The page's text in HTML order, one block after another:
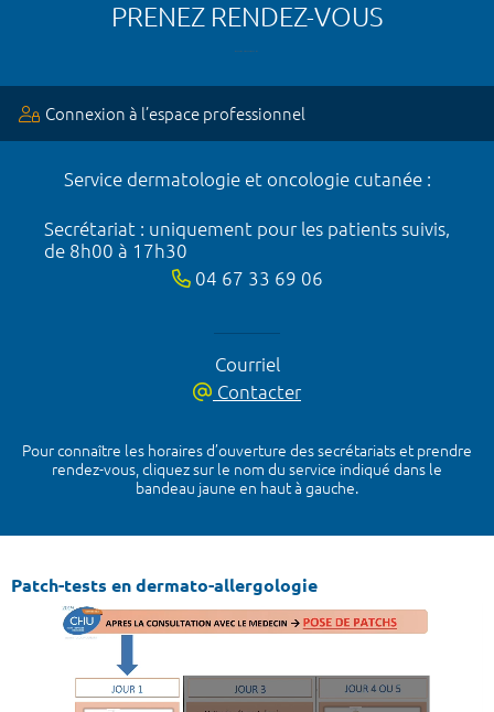
PRENEZ RENDEZ-VOUS
Connexion à l’espace professionnel
Service dermatologie et oncologie cutanée :
Secrétariat : uniquement pour les patients suivis,
de 8h00 à 17h30
04 67 33 69 06
Courriel
Contacter
Pour connaître les horaires d’ouverture des secrétariats et prendre
rendez-vous, cliquez sur le nom du service indiqué dans le
bandeau jaune en haut à gauche.
Patch-tests en dermato-allergologie